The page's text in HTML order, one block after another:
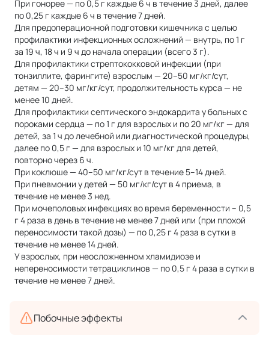
При гонорее — по 0,5 г каждые 6 ч в течение 3 дней, далее
по 0,25 г каждые 6 ч в течение 7 дней.
Для предоперационной подготовки кишечника с целью
профилактики инфекционных осложнений — внутрь, по 1 г
за 19 ч, 18 ч и 9 ч до начала операции (всего 3 г).
Для профилактики стрептококковой инфекции (при
тонзиллите, фарингите) взрослым — 20–50 мг/кг/сут,
детям — 20–30 мг/кг/сут, продолжительность курса — не
менее 10 дней.
Для профилактики септического эндокардита у больных с
пороками сердца — по 1 г для взрослых и по 20 мг/кг — для
детей, за 1 ч до лечебной или диагностической процедуры,
далее по 0,5 г — для взрослых и 10 мг/кг для детей,
повторно через 6 ч.
При коклюше — 40–50 мг/кг/сут в течение 5–14 дней.
При пневмонии у детей — 50 мг/кг/сут в 4 приема, в
течение не менее 3 нед.
При мочеполовых инфекциях во время беременности – 0,5
г 4 раза в день в течение не менее 7 дней или (при плохой
переносимости такой дозы) — по 0,25 г 4 раза в сутки в
течение не менее 14 дней.
У взрослых, при неосложненном хламидиозе и
непереносимости тетрациклинов — по 0,5 г 4 раза в сутки в
течение не менее 7 дней.
Побочные эффекты